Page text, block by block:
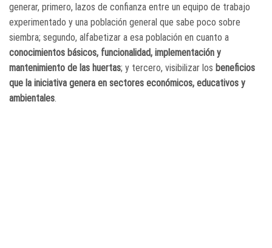
generar, primero, lazos de confianza entre un equipo de trabajo
experimentado y una población general que sabe poco sobre
siembra; segundo, alfabetizar a esa población en cuanto a
conocimientos básicos, funcionalidad, implementación y
mantenimiento de las huertas; y tercero, visibilizar los beneficios
que la iniciativa genera en sectores económicos, educativos y
ambientales.